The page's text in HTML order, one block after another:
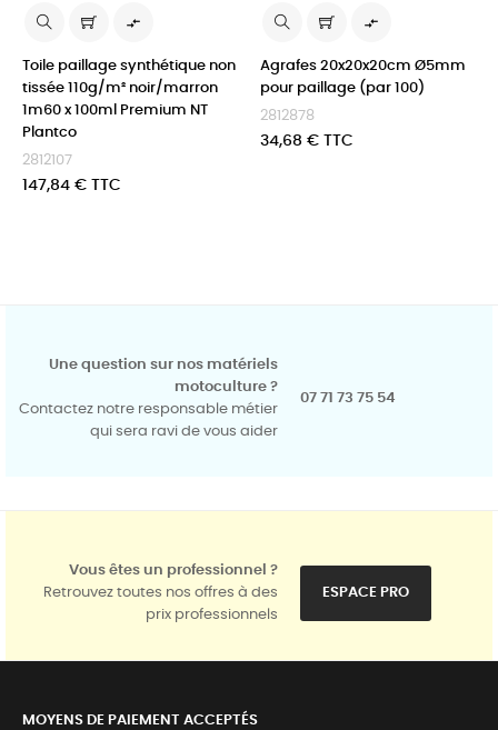

Toile paillage synthétique non
tissée 110g/m² noir/marron
1m60 x 100ml Premium NT
Plantco
2812107
Prix
147,84 € TTC

Agrafes 20x20x20cm Ø5mm
pour paillage (par 100)
2812878
Prix
34,68 € TTC
Une question sur nos matériels
motoculture ?
Contactez notre responsable métier
qui sera ravi de vous aider
07 71 73 75 54
Vous êtes un professionnel ?
Retrouvez toutes nos offres à des
prix professionnels
ESPACE PRO
MOYENS DE PAIEMENT ACCEPTÉS